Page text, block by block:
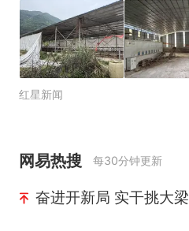
红星新闻
网易热搜 每30分钟更新
奋进开新局 实干挑大梁